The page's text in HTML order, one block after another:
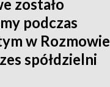
zostało
podczas
w Rozmowie
spółdzielni